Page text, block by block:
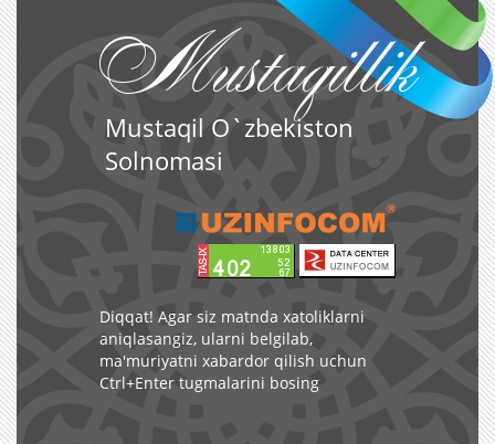
Mustaqillik
Mustaqil O`zbekiston
Solnomasi
Diqqat! Agar siz matnda xatoliklarni
aniqlasangiz, ularni belgilab,
ma'muriyatni xabardor qilish uchun
Ctrl+Enter tugmalarini bosing